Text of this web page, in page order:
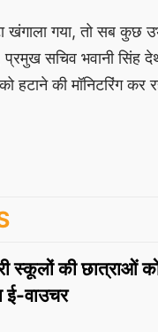
गया, तो सब कुछ
प्रमुख सचिव भवानी
हटाने की मॉनिटरिंग
स्कूलों की छात्राओं
ई-वाउचर